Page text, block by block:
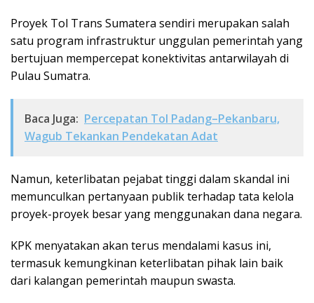
Proyek Tol Trans Sumatera sendiri merupakan salah
satu program infrastruktur unggulan pemerintah yang
bertujuan mempercepat konektivitas antarwilayah di
Pulau Sumatra.
Baca Juga: Percepatan Tol Padang–Pekanbaru,
Wagub Tekankan Pendekatan Adat
Namun, keterlibatan pejabat tinggi dalam skandal ini
memunculkan pertanyaan publik terhadap tata kelola
proyek-proyek besar yang menggunakan dana negara.
KPK menyatakan akan terus mendalami kasus ini,
termasuk kemungkinan keterlibatan pihak lain baik
dari kalangan pemerintah maupun swasta.